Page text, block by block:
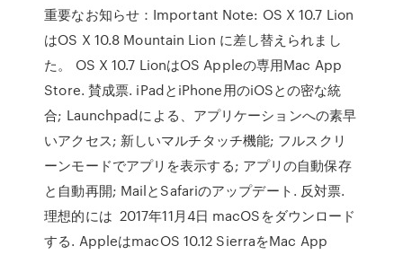
重要なお知らせ：Important Note: OS X 10.7 Lion
はOS X 10.8 Mountain Lion に差し替えられまし
た。 OS X 10.7 LionはOS Appleの専用Mac App
Store. 賛成票. iPadとiPhone用のiOSとの密な統
合; Launchpadによる、アプリケーションへの素早
いアクセス; 新しいマルチタッチ機能; フルスクリ
ーンモードでアプリを表示する; アプリの自動保存
と自動再開; MailとSafariのアップデート. 反対票.
理想的には 2017年11月4日 macOSをダウンロード
する. AppleはmacOS 10.12 SierraをMac App